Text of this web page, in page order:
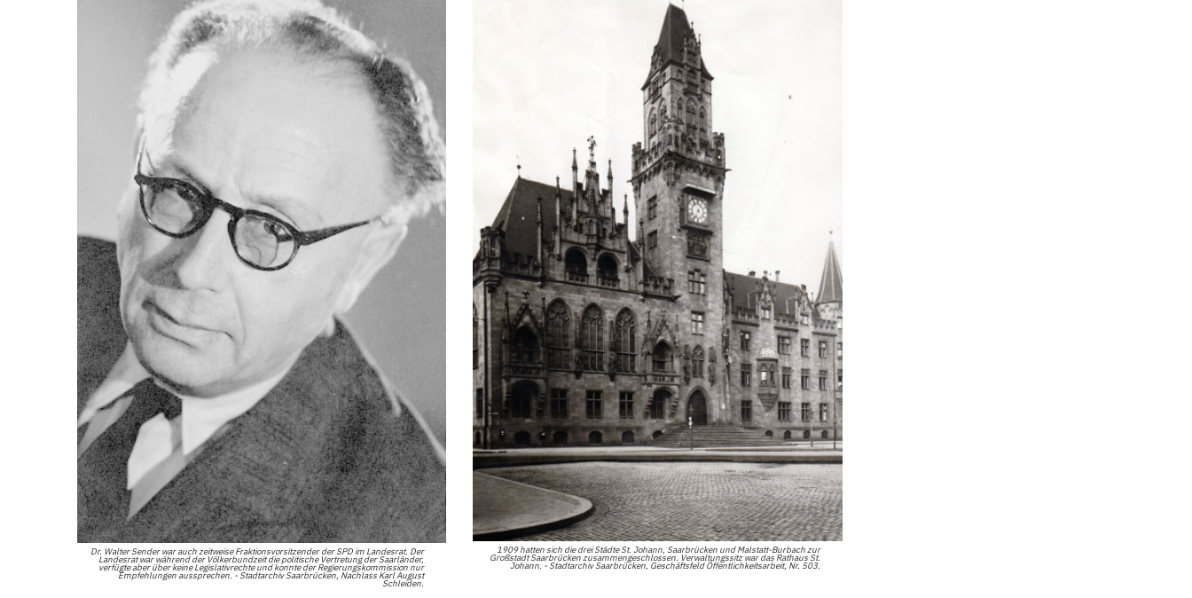
Dr. Walter Sender war auch zeitweise Fraktionsvorsitzender der SPD im Landesrat. Der
Landesrat war während der Völkerbundzeit die politische Vertretung der Saarländer,
verfügte aber über keine Legislativrechte und konnte der Regierungskommission nur
Empfehlungen aussprechen. - Stadtarchiv Saarbrücken, Nachlass Karl August
Schleiden.
1909 hatten sich die drei Städte St. Johann, Saarbrücken und Malstatt-Burbach zur
Großstadt Saarbrücken zusammengeschlossen. Verwaltungssitz war das Rathaus St.
Johann. - Stadtarchiv Saarbrücken, Geschäftsfeld Öffentlichkeitsarbeit, Nr. 503.